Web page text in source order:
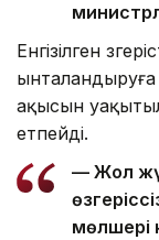
Енгізілген
ақысын
етпейді.
— Жол
мөлшері